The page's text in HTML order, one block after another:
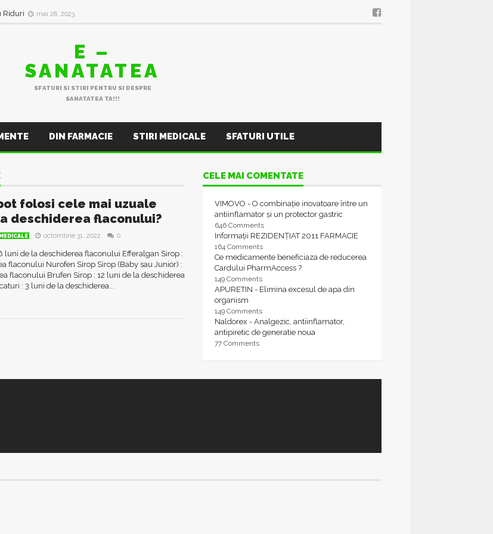
Riduri mai 28, 2023
E –
SANATATEA
SFATURI SI STIRI PENTRU SI DESPRE
SANATATEA TA!!!
DIN FARMACIE STIRI MEDICALE SFATURI UTILE
folosi cele mai uzuale
deschiderea flaconului?
octombrie 31, 2022 0
luni de la deschiderea flaconului Efferalgan Sirop :
flaconului Nurofen Sirop Sirop (Baby sau Junior) :
flaconului Brufen Sirop : 12 luni de la deschiderea
: 3 luni de la deschiderea...
CELE MAI COMENTATE
VIMOVO - O combinație inovatoare între un
antiinflamator și un protector gastric
646 Comments
Informații REZIDENȚIAT 2011 FARMACIE
164 Comments
Ce medicamente beneficiaza de reducerea
Cardului PharmAccess ?
149 Comments
APURETIN - Elimina excesul de apa din
organism
149 Comments
Naldorex - Analgezic, antiinflamator,
antipiretic de generatie noua
77 Comments